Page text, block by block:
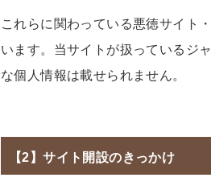
これらに関わっている悪徳サイト
います。当サイトが扱っているジ
な個人情報は載せられません。
【2】サイト開設のきっかけ